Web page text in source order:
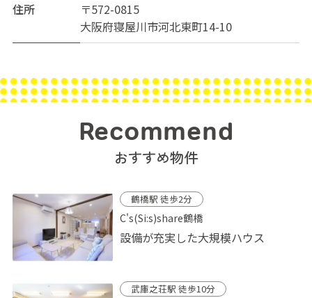
住所
〒572-0815
大阪府寝屋川市河北東町14-10
Recommend
おすすめ物件
鶴橋駅 徒歩2分
C's(Si:s)share鶴橋
設備が充実した大規模ハウス
武庫之荘駅 徒歩10分